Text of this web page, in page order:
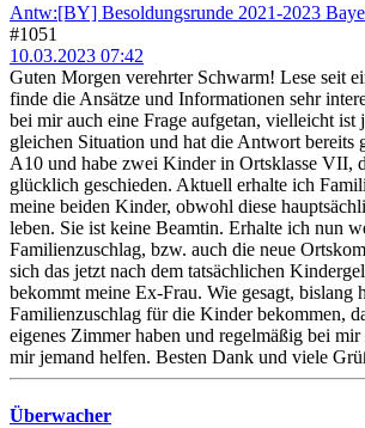
Antw:[BY] Besoldungsrunde 2021-2023
#1051
10.03.2023 07:42
Guten Morgen verehrter Schwarm! Lese seit
finde die Ansätze und Informationen sehr
bei mir auch eine Frage aufgetan, vielleicht ist
gleichen Situation und hat die Antwort bereits
A10 und habe zwei Kinder in Ortsklasse VII,
glücklich geschieden. Aktuell erhalte ich
meine beiden Kinder, obwohl diese
leben. Sie ist keine Beamtin. Erhalte ich nun
Familienzuschlag, bzw. auch die neue
sich das jetzt nach dem tatsächlichen
bekommt meine Ex-Frau. Wie gesagt, bislang
Familienzuschlag für die Kinder bekommen,
eigenes Zimmer haben und regelmäßig bei
mir jemand helfen. Besten Dank und viele
Überwacher